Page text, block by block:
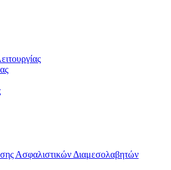
Ασφαλιστικών Διαμεσολαβητών